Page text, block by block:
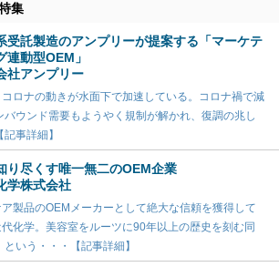
集
受託製造のアンプリーが提案する「マーケテ
連動型OEM」
社アンプリー
ロナの動きが水面下で加速している。コロナ禍で減
ウンド需要もようやく規制が解かれ、復調の兆し
事詳細】
り尽くす唯一無二のOEM企業
学株式会社
製品のOEMメーカーとして絶大な信頼を獲得して
代化学。美容室をルーツに90年以上の歴史を刻む同
いう・・・【記事詳細】